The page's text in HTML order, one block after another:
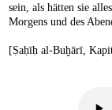
sein, als hätten sie
Morgens und des
[Ṣaḥīḥ al-Buḫārī,